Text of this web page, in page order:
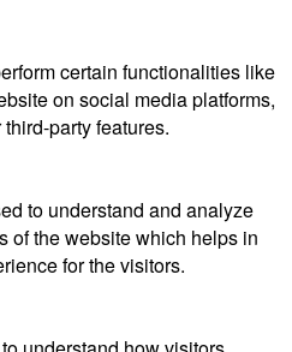
certain functionalities like
on social media platforms,
party features.
to understand and analyze
of the website which helps in
for the visitors.